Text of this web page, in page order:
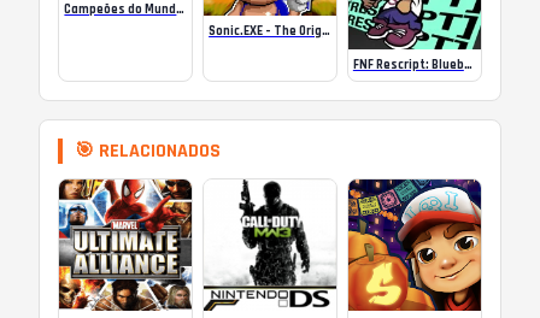
Campeões do Mundo (ISS) Online
Sonic.EXE – The Original Game Online
FNF Rescript: Blueballed
🎯 RELACIONADOS